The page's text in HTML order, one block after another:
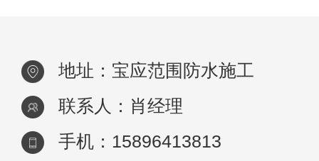
地址：宝应范围防水施工
联系人：肖经理
手机：15896413813